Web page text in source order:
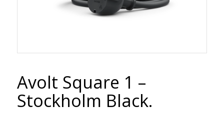
Avolt Square 1 –
Stockholm Black.